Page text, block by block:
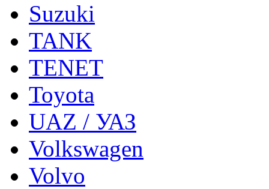
Suzuki
TANK
TENET
Toyota
UAZ / УАЗ
Volkswagen
Volvo